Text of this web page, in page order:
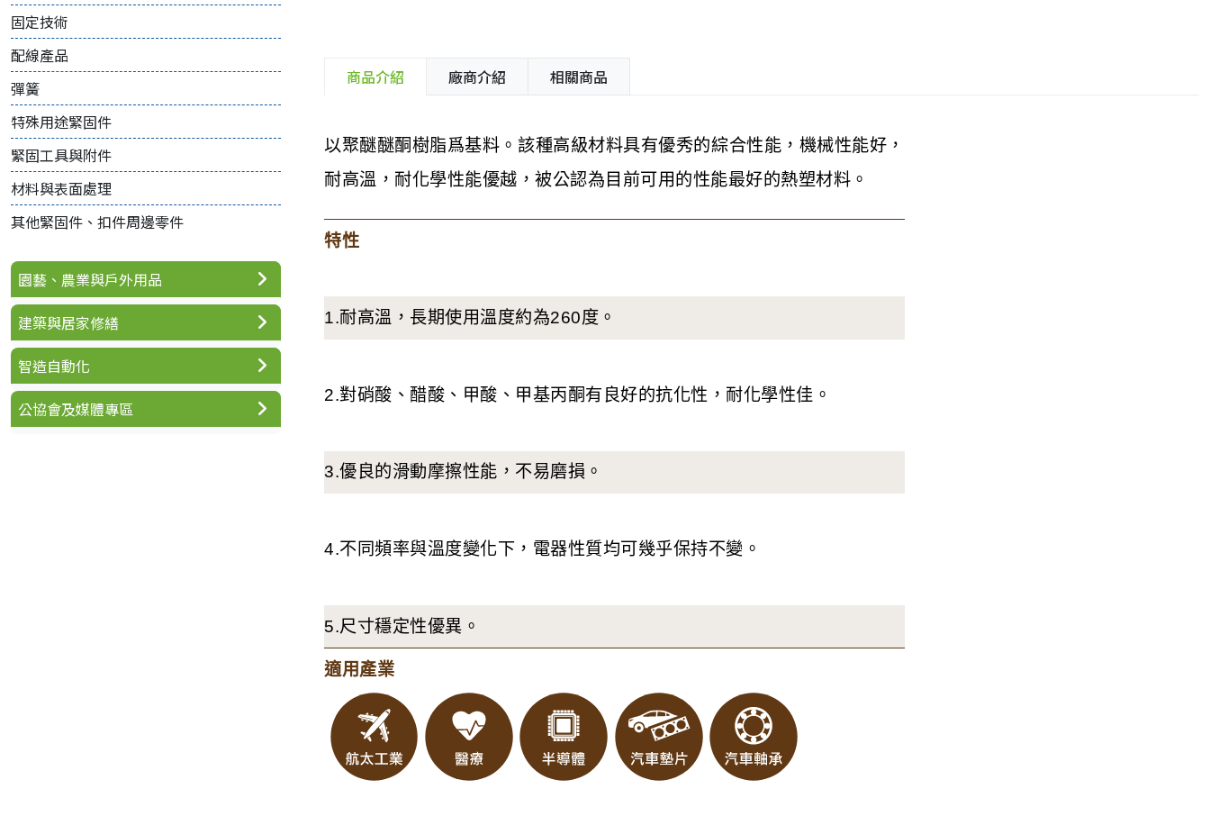
商品介紹 廠商介紹 相關商品
以聚醚醚酮樹脂爲基料。該種高級材料具有優秀的綜合性能，機械性能好，
耐高溫，耐化學性能優越，被公認為目前可用的性能最好的熱塑材料。
特性
1.耐高溫，長期使用溫度約為260度。
2.對硝酸、醋酸、甲酸、甲基丙酮有良好的抗化性，耐化學性佳。
3.優良的滑動摩擦性能，不易磨損。
4.不同頻率與溫度變化下，電器性質均可幾乎保持不變。
5.尺寸穩定性優異。
適用產業
固定技術
配線產品
彈簧
特殊用途緊固件
緊固工具與附件
材料與表面處理
其他緊固件、扣件周邊零件
園藝、農業與戶外用品
建築與居家修繕
智造自動化
公協會及媒體專區